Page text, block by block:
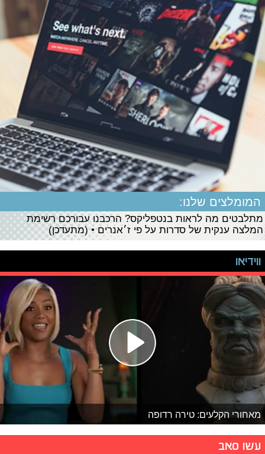
המומלצים שלנו:
מתלבטים מה לראות בנטפליקס? הרכבנו עבורכם רשימת
המלצה ענקית של סדרות על פי ז׳אנרים • (מתעדכן)
ווידיאו
מאחורי הקלעים: טירה רדופה
עשו סאב